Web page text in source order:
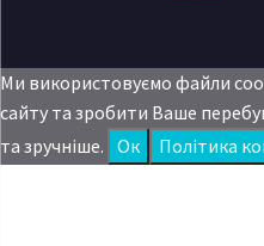
Ми використовуємо файли
сайту та зробити Ваше
та зручніше. Oк Політика